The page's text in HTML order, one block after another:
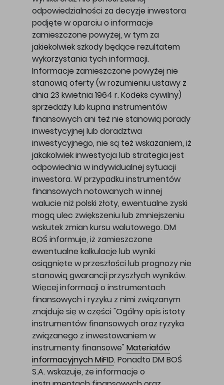
odpowiedzialności za decyzje inwestora
podjęte w oparciu o informacje
zamieszczone powyżej, w tym za
jakiekolwiek szkody będące rezultatem
wykorzystania tych informacji.
Informacje zamieszczone powyżej nie
stanowią oferty (w rozumieniu ustawy z
dnia 23 kwietnia 1964 r. Kodeks cywilny)
sprzedaży lub kupna instrumentów
finansowych ani też nie stanowią porady
inwestycyjnej lub doradztwa
inwestycyjnego, nie są też wskazaniem, iż
jakakolwiek inwestycja lub strategia jest
odpowiednia w indywidualnej sytuacji
inwestora. W przypadku instrumentów
finansowych notowanych w innej
walucie niż polski złoty, ewentualne zyski
mogą ulec zwiększeniu lub zmniejszeniu
wskutek zmian kursu walutowego. DM
BOŚ informuje, iż zamieszczone
ewentualne kalkulacje lub wyniki
osiągnięte w przeszłości lub prognozy nie
stanowią gwarancji przyszłych wyników.
Więcej informacji o instrumentach
finansowych i ryzyku z nimi związanym
znajduje się w części "Ogólny opis istoty
instrumentów finansowych oraz ryzyka
związanego z inwestowaniem w
instrumenty finansowe" Materiałów
informacyjnych MiFID. Ponadto DM BOŚ
S.A. wskazuje, że informacje o